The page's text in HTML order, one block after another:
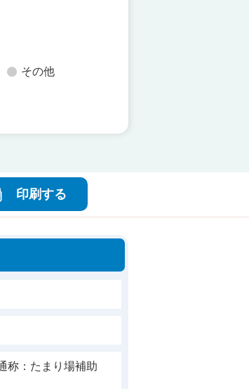
その他
印刷する
称：たまり場補助